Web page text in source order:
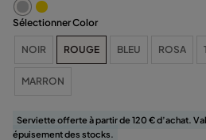
Sélectionner Color
NOIR ROUGE BLEU ROSA
MARRON
Serviette offerte à partir de 120 € d’achat.
épuisement des stocks.